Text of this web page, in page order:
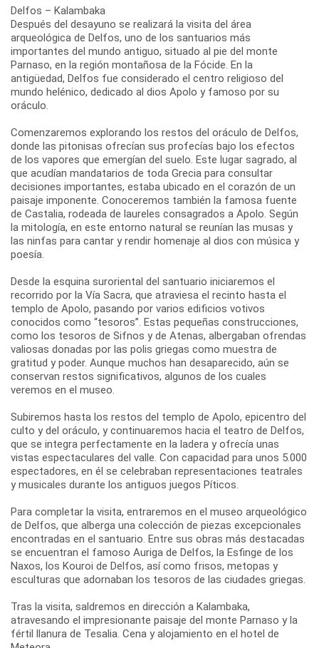
Delfos – Kalambaka
Después del desayuno se realizará la visita del área
arqueológica de Delfos, uno de los santuarios más
importantes del mundo antiguo, situado al pie del monte
Parnaso, en la región montañosa de la Fócide. En la
antigüedad, Delfos fue considerado el centro religioso del
mundo helénico, dedicado al dios Apolo y famoso por su
oráculo.
Comenzaremos explorando los restos del oráculo de Delfos,
donde las pitonisas ofrecían sus profecías bajo los efectos
de los vapores que emergían del suelo. Este lugar sagrado, al
que acudían mandatarios de toda Grecia para consultar
decisiones importantes, estaba ubicado en el corazón de un
paisaje imponente. Conoceremos también la famosa fuente
de Castalia, rodeada de laureles consagrados a Apolo. Según
la mitología, en este entorno natural se reunían las musas y
las ninfas para cantar y rendir homenaje al dios con música y
poesía.
Desde la esquina suroriental del santuario iniciaremos el
recorrido por la Vía Sacra, que atraviesa el recinto hasta el
templo de Apolo, pasando por varios edificios votivos
conocidos como “tesoros”. Estas pequeñas construcciones,
como los tesoros de Sifnos y de Atenas, albergaban ofrendas
valiosas donadas por las polis griegas como muestra de
gratitud y poder. Aunque muchos han desaparecido, aún se
conservan restos significativos, algunos de los cuales
veremos en el museo.
Subiremos hasta los restos del templo de Apolo, epicentro del
culto y del oráculo, y continuaremos hacia el teatro de Delfos,
que se integra perfectamente en la ladera y ofrecía unas
vistas espectaculares del valle. Con capacidad para unos 5.000
espectadores, en él se celebraban representaciones teatrales
y musicales durante los antiguos juegos Píticos.
Para completar la visita, entraremos en el museo arqueológico
de Delfos, que alberga una colección de piezas excepcionales
encontradas en el santuario. Entre sus obras más destacadas
se encuentran el famoso Auriga de Delfos, la Esfinge de los
Naxos, los Kouroi de Delfos, así como frisos, metopas y
esculturas que adornaban los tesoros de las ciudades griegas.
Tras la visita, saldremos en dirección a Kalambaka,
atravesando el impresionante paisaje del monte Parnaso y la
fértil llanura de Tesalia. Cena y alojamiento en el hotel de